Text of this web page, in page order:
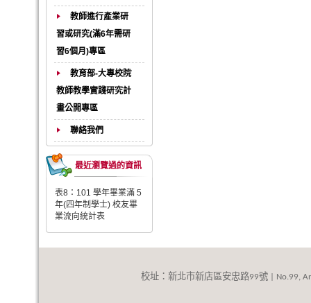
教師進行產業研
習或研究(滿6年需研
習6個月)專區
教育部-大專校院
教師教學實踐研究計
畫公開專區
聯絡我們
最近瀏覽過的資訊
表8：101 學年畢業滿 5
年(四年制學士) 校友畢
業流向統計表
校址：新北市新店區安忠路99號 | No.99,